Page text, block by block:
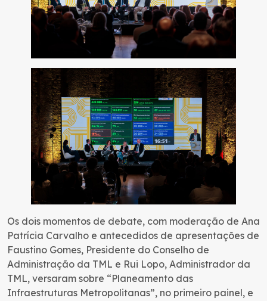
Os dois momentos de debate, com moderação de Ana
Patrícia Carvalho e antecedidos de apresentações de
Faustino Gomes, Presidente do Conselho de
Administração da TML e Rui Lopo, Administrador da
TML, versaram sobre “Planeamento das
Infraestruturas Metropolitanas”, no primeiro painel, e